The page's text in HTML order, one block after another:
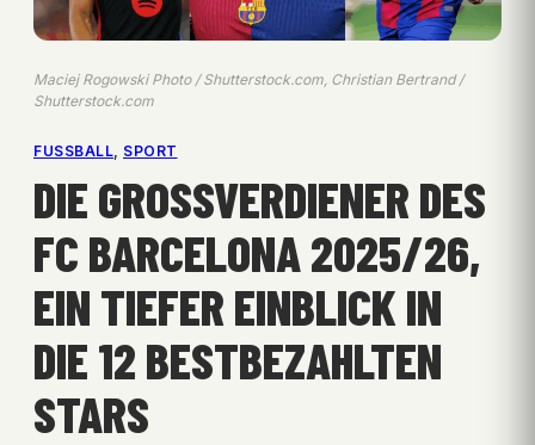
Maciej Rogowski Photo / Shutterstock.com, Christian Bertrand /
Shutterstock.com
FUSSBALL , SPORT
DIE GROSSVERDIENER DES F
C BARCELONA 2025/26, E
IN TIEFER EINBLICK IN D
IE 12 BESTBEZAHLTEN S
TARS